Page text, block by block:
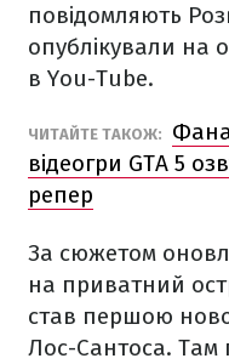
повідомляють
опублікували на
в You-Tube.
ЧИТАЙТЕ ТАКОЖ:
відеогри GTA 5
репер
За сюжетом
на приватний
став першою
Лос-Сантоса. Там